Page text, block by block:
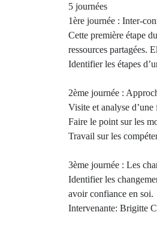
5 journées
1ère journée : Inter-
Cette première étape
ressources partagées.
Identifier les étapes
2ème journée :
Visite et analyse
Faire le point sur les
Travail sur les
3ème journée : Les
Identifier les
avoir confiance en soi.
Intervenante: Brigitte